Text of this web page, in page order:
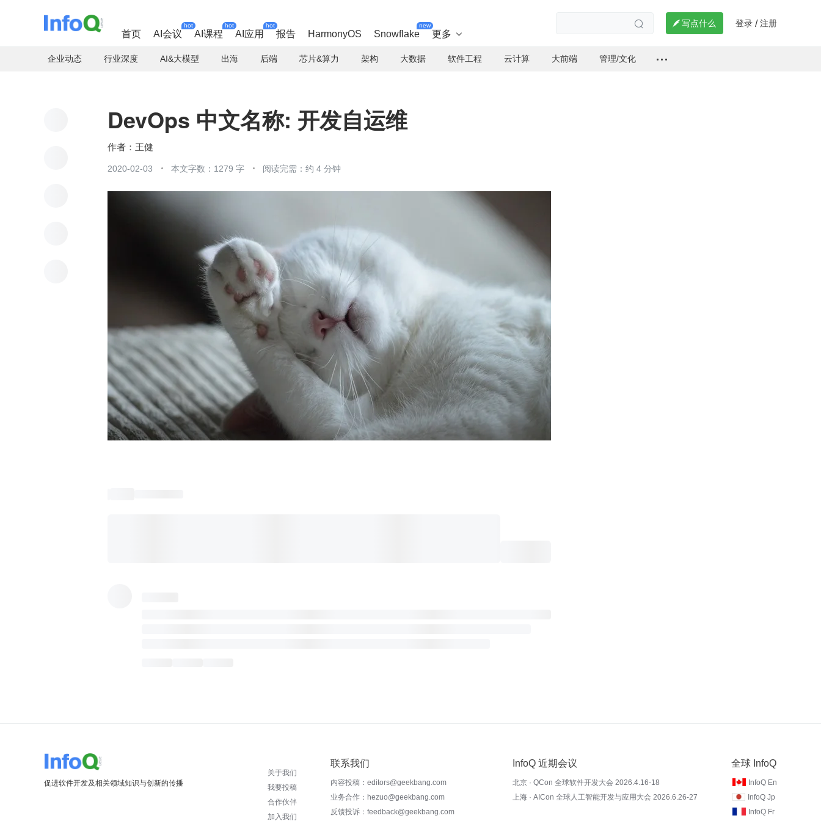
首页 AI会议
hot
AI课程
hot
AI应用
hot
报告 HarmonyOS Snowflake
new
更多 
  写点什么 登录 / 注册
企业动态 行业深度 AI&大模型 出海 后端 芯片&算力 架构 大数据 软件工程 云计算 大前端 管理/文化
DevOps 中文名称: 开发自运维
王健
2020-02-03 本文字数：1279 字 阅读完需：约 4 分钟
促进软件开发及相关领域知识与创新的传播
关于我们
我要投稿
合作伙伴
加入我们
联系我们
内容投稿：editors@geekbang.com
业务合作：hezuo@geekbang.com
反馈投诉：feedback@geekbang.com
InfoQ 近期会议
北京 · QCon 全球软件开发大会 2026.4.16-18
上海 · AICon 全球人工智能开发与应用大会 2026.6.26-27
全球 InfoQ
InfoQ En
InfoQ Jp
InfoQ Fr